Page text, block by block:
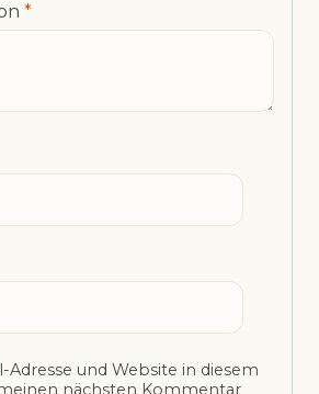
*
Adresse und Website in diesem
nächsten Kommentar